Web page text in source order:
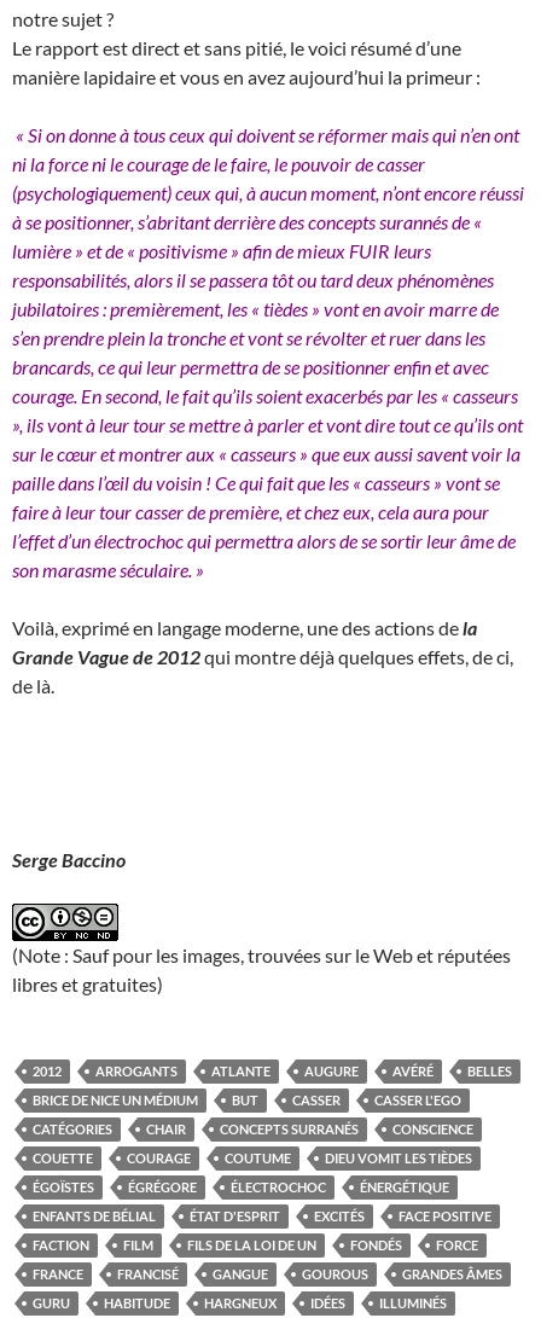
notre sujet ?
Le rapport est direct et sans pitié, le voici résumé d’une
manière lapidaire et vous en avez aujourd’hui la primeur :
« Si on donne à tous ceux qui doivent se réformer mais qui n’en ont
ni la force ni le courage de le faire, le pouvoir de casser
(psychologiquement) ceux qui, à aucun moment, n’ont encore réussi
à se positionner, s’abritant derrière des concepts surannés de «
lumière » et de « positivisme » afin de mieux FUIR leurs
responsabilités, alors il se passera tôt ou tard deux phénomènes
jubilatoires : premièrement, les « tièdes » vont en avoir marre de
s’en prendre plein la tronche et vont se révolter et ruer dans les
brancards, ce qui leur permettra de se positionner enfin et avec
courage. En second, le fait qu’ils soient exacerbés par les « casseurs
», ils vont à leur tour se mettre à parler et vont dire tout ce qu’ils ont
sur le cœur et montrer aux « casseurs » que eux aussi savent voir la
paille dans l’œil du voisin ! Ce qui fait que les « casseurs » vont se
faire à leur tour casser de première, et chez eux, cela aura pour
l’effet d’un électrochoc qui permettra alors de se sortir leur âme de
son marasme séculaire. »
Voilà, exprimé en langage moderne, une des actions dela
Grande Vague de 2012qui montre déjà quelques effets, de ci,
de là.
Serge Baccino
(Note : Sauf pour les images, trouvées sur le Web et réputées
libres et gratuites)
2012 ARROGANTS ATLANTE AUGURE AVÉRÉ
BELLES
BRICE DE NICE UN MÉDIUM
BUT CASSER
CASSER L'EGO
CATÉGORIES
CHAIR CONCEPTS SURRANÉS
CONSCIENCE
COUETTE
COURAGE COUTUME
DIEU VOMIT LES TIÈDES
ÉGOÏSTES
ÉGRÉGORE ÉLECTROCHOC
ÉNERGÉTIQUE
ENFANTS DE BÉLIAL
ÉTAT D'ESPRIT EXCITÉS
FACE POSITIVE
FACTION
FILM FILS DE LA LOI DE UN FONDÉS
FORCE
FRANCE
FRANCISÉ GANGUE GOUROUS
GRANDES ÂMES
GURU
HABITUDE HARGNEUX IDÉES ILLUMINÉS